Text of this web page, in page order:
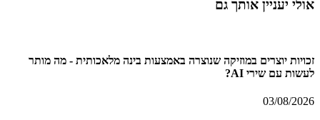
אולי יעניין אותך גם
זכויות יוצרים במוזיקה שנוצרה באמצעות בינה מלאכותית - מה מותר
לעשות עם שירי AI?
03/08/2026